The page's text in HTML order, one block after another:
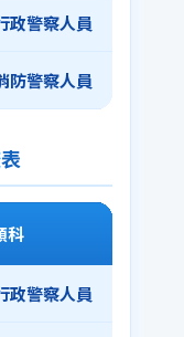
政警察人員
防警察人員
科
政警察人員